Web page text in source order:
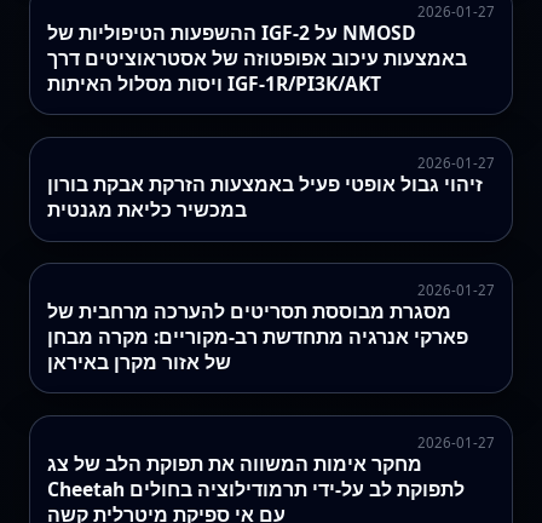
2026-01-27
ההשפעות הטיפוליות של IGF-2 על NMOSD
באמצעות עיכוב אפופטוזה של אסטראוציטים דרך
ויסות מסלול האיתות IGF-1R/PI3K/AKT
2026-01-27
זיהוי גבול אופטי פעיל באמצעות הזרקת אבקת בורון
במכשיר כליאת מגנטית
2026-01-27
מסגרת מבוססת תסריטים להערכה מרחבית של
פארקי אנרגיה מתחדשת רב-מקוריים: מקרה מבחן
של אזור מקרן באיראן
2026-01-27
מחקר אימות המשווה את תפוקת הלב של צג
Cheetah לתפוקת לב על‑ידי תרמודילוציה בחולים
עם אי ספיקת מיטרלית קשה